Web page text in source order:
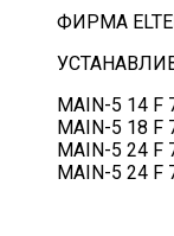
ФИРМА
MAIN-5 14 F
MAIN-5 18 F
MAIN-5 24 F
MAIN-5 24 F